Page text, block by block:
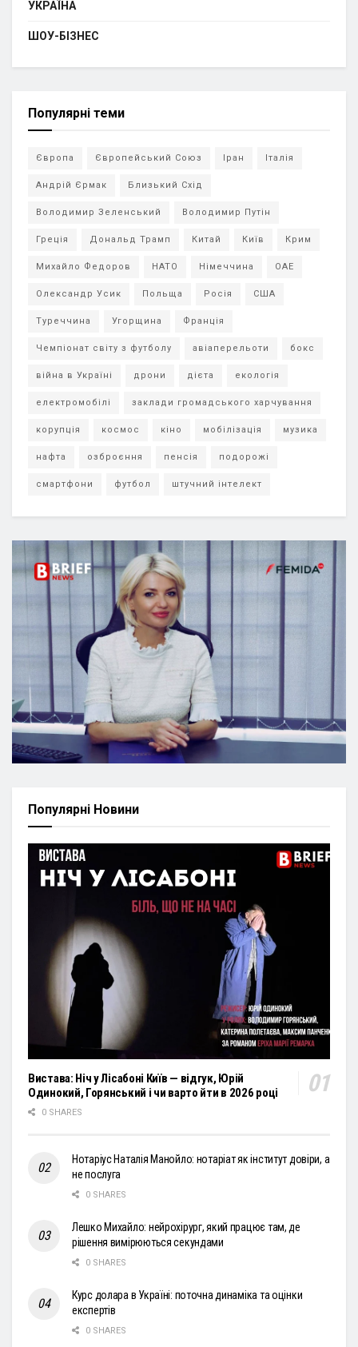
УКРАЇНА
ШОУ-БІЗНЕС
Популярні теми
Європа Європейський Союз Іран Італія
Андрій Єрмак Близький Схід
Володимир Зеленський Володимир Путін
Греція Дональд Трамп Китай Київ Крим
Михайло Федоров НАТО Німеччина ОАЕ
Олександр Усик Польща Росія США
Туреччина Угорщина Франція
Чемпіонат світу з футболу авіаперельоти бокс
війна в Україні дрони дієта екологія
електромобілі заклади громадського харчування
корупція космос кіно мобілізація музика
нафта озброєння пенсія подорожі
смартфони футбол штучний інтелект
Популярні Новини
Вистава: Ніч у Лісабоні Київ — відгук, Юрій
Одинокий, Горянський і чи варто йти в 2026 році
0 SHARES
Нотаріус Наталія Манойло: нотаріат як інститут довіри, а
не послуга
0 SHARES
Лешко Михайло: нейрохірург, який працює там, де
рішення вимірюються секундами
0 SHARES
Курс долара в Україні: поточна динаміка та оцінки
експертів
0 SHARES